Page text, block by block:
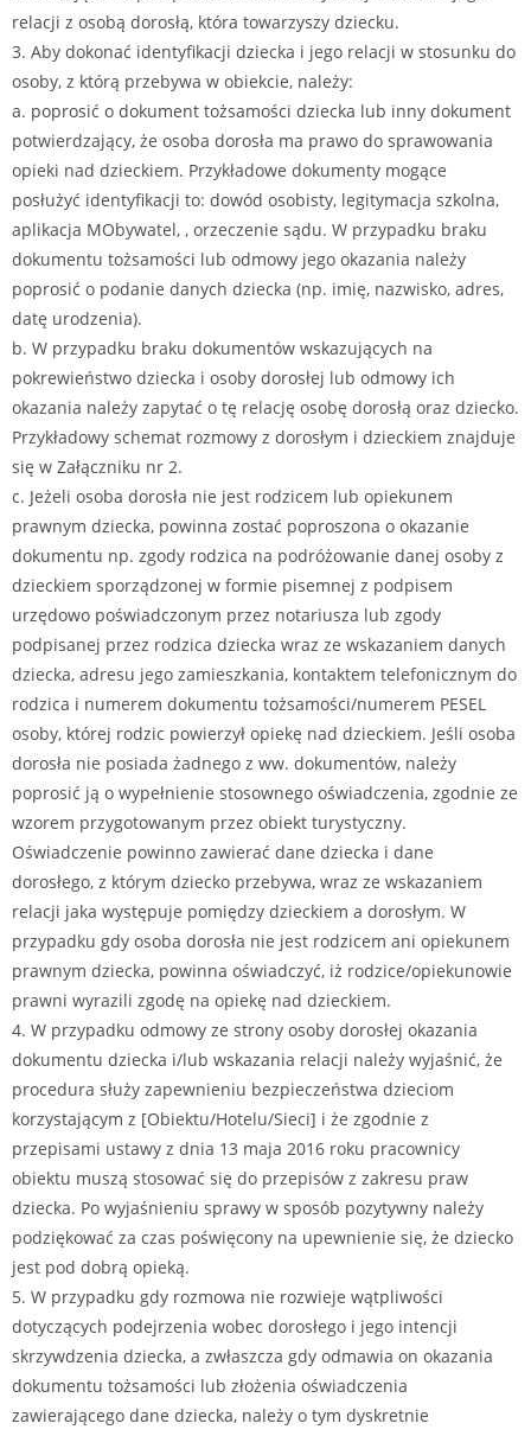
relacji z osobą dorosłą, która towarzyszy dziecku.
3. Aby dokonać identyfikacji dziecka i jego relacji w stosunku do
osoby, z którą przebywa w obiekcie, należy:
a. poprosić o dokument tożsamości dziecka lub inny dokument
potwierdzający, że osoba dorosła ma prawo do sprawowania
opieki nad dzieckiem. Przykładowe dokumenty mogące
posłużyć identyfikacji to: dowód osobisty, legitymacja szkolna,
aplikacja MObywatel, , orzeczenie sądu. W przypadku braku
dokumentu tożsamości lub odmowy jego okazania należy
poprosić o podanie danych dziecka (np. imię, nazwisko, adres,
datę urodzenia).
b. W przypadku braku dokumentów wskazujących na
pokrewieństwo dziecka i osoby dorosłej lub odmowy ich
okazania należy zapytać o tę relację osobę dorosłą oraz dziecko.
Przykładowy schemat rozmowy z dorosłym i dzieckiem znajduje
się w Załączniku nr 2.
c. Jeżeli osoba dorosła nie jest rodzicem lub opiekunem
prawnym dziecka, powinna zostać poproszona o okazanie
dokumentu np. zgody rodzica na podróżowanie danej osoby z
dzieckiem sporządzonej w formie pisemnej z podpisem
urzędowo poświadczonym przez notariusza lub zgody
podpisanej przez rodzica dziecka wraz ze wskazaniem danych
dziecka, adresu jego zamieszkania, kontaktem telefonicznym do
rodzica i numerem dokumentu tożsamości/numerem PESEL
osoby, której rodzic powierzył opiekę nad dzieckiem. Jeśli osoba
dorosła nie posiada żadnego z ww. dokumentów, należy
poprosić ją o wypełnienie stosownego oświadczenia, zgodnie ze
wzorem przygotowanym przez obiekt turystyczny.
Oświadczenie powinno zawierać dane dziecka i dane
dorosłego, z którym dziecko przebywa, wraz ze wskazaniem
relacji jaka występuje pomiędzy dzieckiem a dorosłym. W
przypadku gdy osoba dorosła nie jest rodzicem ani opiekunem
prawnym dziecka, powinna oświadczyć, iż rodzice/opiekunowie
prawni wyrazili zgodę na opiekę nad dzieckiem.
4. W przypadku odmowy ze strony osoby dorosłej okazania
dokumentu dziecka i/lub wskazania relacji należy wyjaśnić, że
procedura służy zapewnieniu bezpieczeństwa dzieciom
korzystającym z [Obiektu/Hotelu/Sieci] i że zgodnie z
przepisami ustawy z dnia 13 maja 2016 roku pracownicy
obiektu muszą stosować się do przepisów z zakresu praw
dziecka. Po wyjaśnieniu sprawy w sposób pozytywny należy
podziękować za czas poświęcony na upewnienie się, że dziecko
jest pod dobrą opieką.
5. W przypadku gdy rozmowa nie rozwieje wątpliwości
dotyczących podejrzenia wobec dorosłego i jego intencji
skrzywdzenia dziecka, a zwłaszcza gdy odmawia on okazania
dokumentu tożsamości lub złożenia oświadczenia
zawierającego dane dziecka, należy o tym dyskretnie